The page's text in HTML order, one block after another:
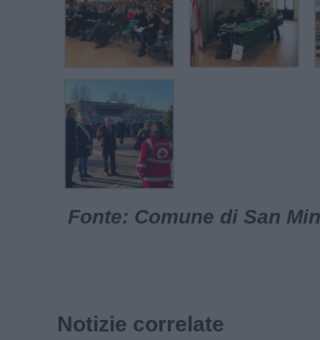
Fonte: Comune di San
Notizie correlate